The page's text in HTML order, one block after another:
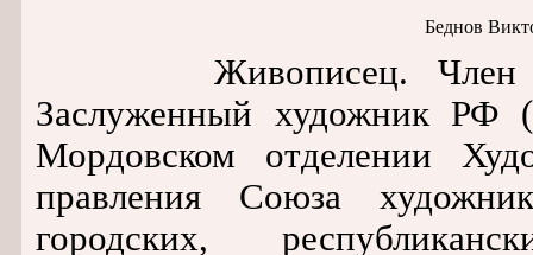
Беднов
Живописец. Член
Заслуженный художник РФ
Мордовском отделении
правления Союза
городских,